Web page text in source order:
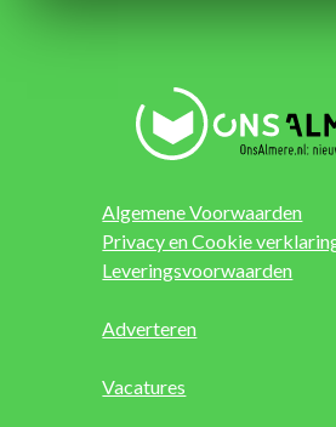
Algemene Voorwaarden
Privacy en Cookie
Leveringsvoorwaarden
Adverteren
Vacatures